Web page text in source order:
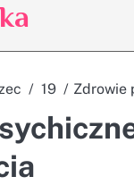
19 Zdrowie